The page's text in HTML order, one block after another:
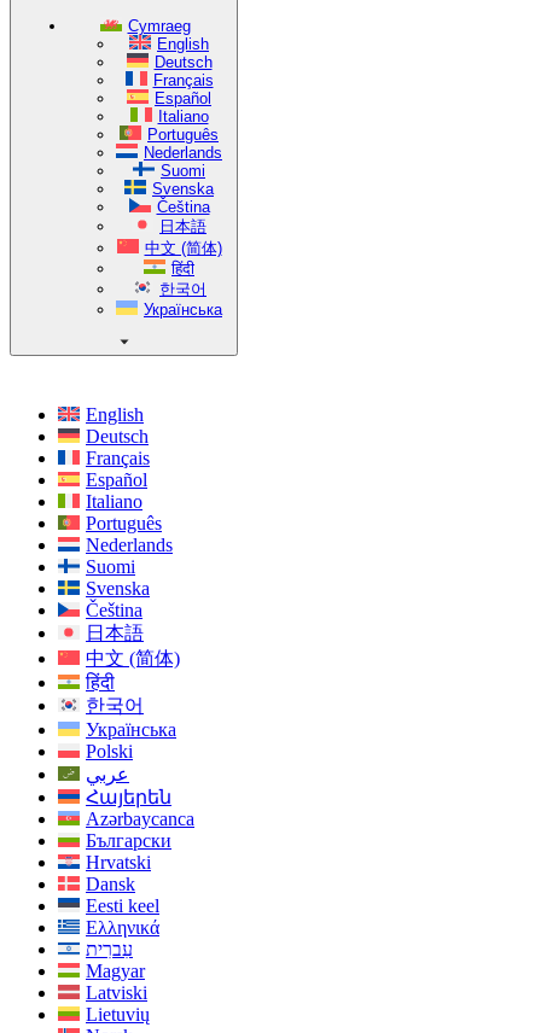
Cymraeg
English
Deutsch
Français
Español
Italiano
Português
Nederlands
Suomi
Svenska
Čeština
日本語
中文 (简体)
हिंदी
한국어
Українська
English
Deutsch
Français
Español
Italiano
Português
Nederlands
Suomi
Svenska
Čeština
日本語
中文 (简体)
हिंदी
한국어
Українська
Polski
عربي
Հայերեն
Azərbaycanca
Български
Hrvatski
Dansk
Eesti keel
Ελληνικά
עִברִית
Magyar
Latviski
Lietuvių